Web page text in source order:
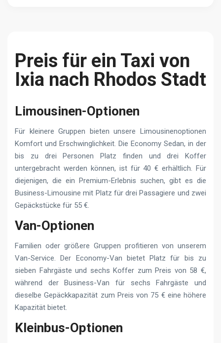
Preis für ein Taxi von
Ixia nach Rhodos Stadt
Limousinen-Optionen
Für kleinere Gruppen bieten unsere Limousinenoptionen
Komfort und Erschwinglichkeit. Die Economy Sedan, in der
bis zu drei Personen Platz finden und drei Koffer
untergebracht werden können, ist für 40 € erhältlich. Für
diejenigen, die ein Premium-Erlebnis suchen, gibt es die
Business-Limousine mit Platz für drei Passagiere und zwei
Gepäckstücke für 55 €.
Van-Optionen
Familien oder größere Gruppen profitieren von unserem
Van-Service. Der Economy-Van bietet Platz für bis zu
sieben Fahrgäste und sechs Koffer zum Preis von 58 €,
während der Business-Van für sechs Fahrgäste und
dieselbe Gepäckkapazität zum Preis von 75 € eine höhere
Kapazität bietet.
Kleinbus-Optionen